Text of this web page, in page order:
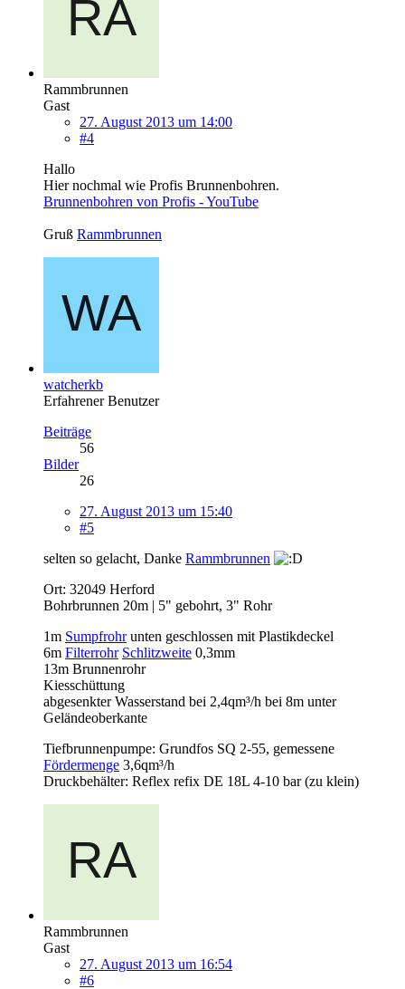
Rammbrunnen
Gast
27. August 2013 um 14:00
#4
Hallo
Hier nochmal wie Profis Brunnenbohren.
Brunnenbohren von Profis - YouTube
Gruß Rammbrunnen
watcherkb
Erfahrener Benutzer
Beiträge
56
Bilder
26
27. August 2013 um 15:40
#5
selten so gelacht, Danke Rammbrunnen
Ort: 32049 Herford
Bohrbrunnen 20m | 5" gebohrt, 3" Rohr
1m Sumpfrohrunten geschlossen mit Plastikdeckel
6m Filterrohr Schlitzweite 0,3mm
13m Brunnenrohr
Kiesschüttung
abgesenkter Wasserstand bei 2,4qm³/h bei 8m unter
Geländeoberkante
Tiefbrunnenpumpe: Grundfos SQ 2-55, gemessene
Fördermenge 3,6qm³/h
Druckbehälter: Reflex refix DE 18L 4-10 bar (zu klein)
Rammbrunnen
Gast
27. August 2013 um 16:54
#6